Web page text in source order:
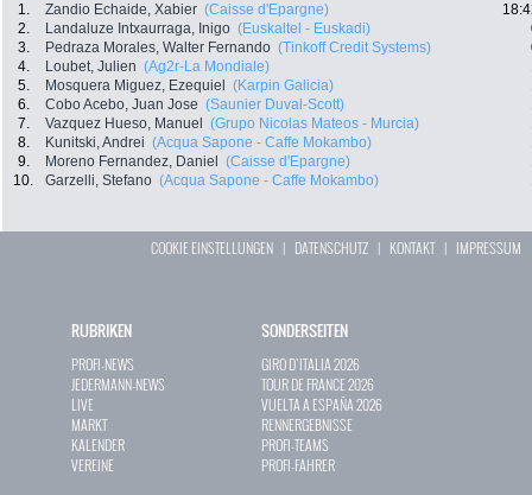
1. Zandio Echaide, Xabier (Caisse d'Epargne)
2.
Landaluze Intxaurraga, Inigo (Euskaltel - Euskadi)
3.
Pedraza Morales, Walter Fernando (Tinkoff Credit Systems)
4.
Loubet, Julien (Ag2r-La Mondiale)
5.
Mosquera Miguez, Ezequiel (Karpin Galicia)
6.
Cobo Acebo, Juan Jose (Saunier Duval-Scott)
7.
Vazquez Hueso, Manuel (Grupo Nicolas Mateos - Murcia)
8.
Kunitski, Andrei (Acqua Sapone - Caffe Mokambo)
9.
Moreno Fernandez, Daniel (Caisse d'Epargne)
10.
Garzelli, Stefano (Acqua Sapone - Caffe Mokambo)
COOKIE EINSTELLUNGEN | DATENSCHUTZ | KONTAKT| IMPRESSUM
RUBRIKEN
PROFI-NEWS
JEDERMANN-NEWS
LIVE
MARKT
KALENDER
VEREINE
SONDERSEITEN
GIRO D`ITALIA 2026
TOUR DE FRANCE 2026
VUELTA A ESPAÑA 2026
RENNERGEBNISSE
PROFI-TEAMS
PROFI-FAHRER